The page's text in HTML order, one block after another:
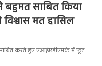
बहुमत साबित किया
मत हासिल
करते हुए एआईएडीएमके में फूट